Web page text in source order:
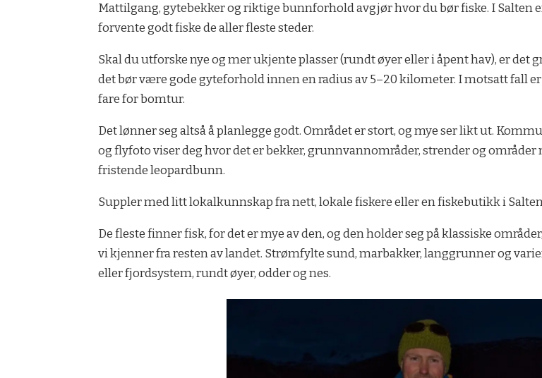
Mattilgang, gytebekker og riktige bunnforhold avgjør hvor du bør fiske. I Salten
forvente godt fiske de aller fleste steder.
Skal du utforske nye og mer ukjente plasser (rundt øyer eller i åpent hav), er det
det bør være gode gyteforhold innen en radius av 5–20 kilometer. I motsatt fall
fare for bomtur.
Det lønner seg altså å planlegge godt. Området er stort, og mye ser likt ut.
og flyfoto viser deg hvor det er bekker, grunnvannområder, strender og områder
fristende leopardbunn.
Suppler med litt lokalkunnskap fra nett, lokale fiskere eller en fiskebutikk i
De fleste finner fisk, for det er mye av den, og den holder seg på klassiske
vi kjenner fra resten av landet. Strømfylte sund, marbakker, langgrunner og
eller fjordsystem, rundt øyer, odder og nes.